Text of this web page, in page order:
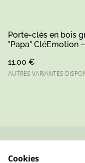
Porte-clés en bois
"Papa" CléEmotion
unique.
11,00 €
AUTRES VARIANTES
Cookies